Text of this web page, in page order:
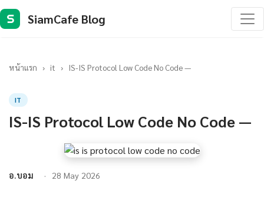
S SiamCafe Blog
หน้าแรก › it › IS-IS Protocol Low Code No Code —
IT
IS-IS Protocol Low Code No Code —
อ.บอม 28 May 2026